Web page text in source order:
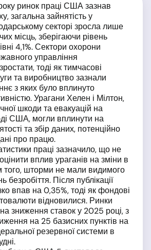
ринок праці США зазнав
загальна зайнятість у
секторі зросла лише
місць, зберігаючи рівень
4,1%. Сектори охорони
управління
тоді як тимчасові
та виробництво зазнали
з яких було вплинуто
Урагани Хелен і Мілтон,
шкоди та евакуацій на
США, могли вплинути на
та збір даних, потенційно
про працю.
праці зазначило, що не
вплив ураганів на зміни в
того, шторми не мали видимого
безробіття. Після публікації
впав на 0,35%, тоді як фондові
відновилися. Ринки
зниження ставок у 2025 році, з
на 25 базисних пунктів на
резервної системи в